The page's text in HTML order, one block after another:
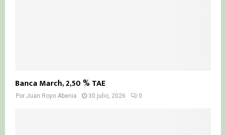
Banca March, 2,50 % TAE
Por Juan Royo Abenia 30 julio, 2026 0